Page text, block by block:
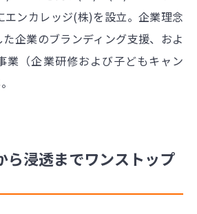
エンカレッジ(株)を設立。企業理念
企業のブランディング支援、およ
業（企業研修および子どもキャン
ら浸透までワンストップ